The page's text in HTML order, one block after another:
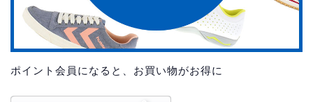
ポイント会員になると、お買い物がお得に